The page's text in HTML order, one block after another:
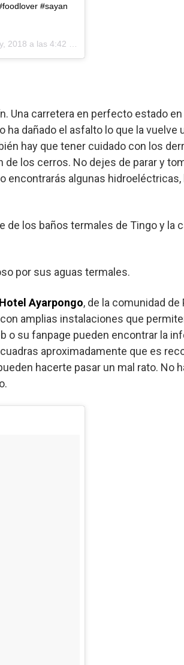
#sayan
2018 a las 4:42 PDT
Una carretera en perfecto estado
dañado el asfalto lo que la vuelve
hay que tener cuidado con los
los cerros. No dejes de parar y
encontrarás algunas
de los baños termales de Tingo y la
por sus aguas termales.
Ayarpongo, de la comunidad de
amplias instalaciones que
o su fanpage pueden encontrar la
aproximadamente que es
hacerte pasar un mal rato. No